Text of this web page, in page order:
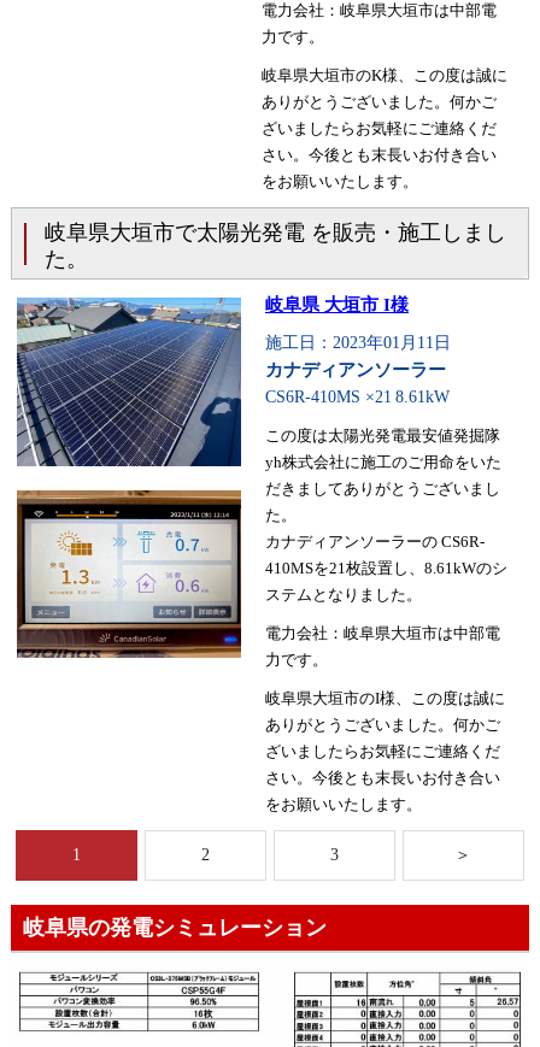
電力会社：岐阜県大垣市は中部電
力です。
岐阜県大垣市のK様、この度は誠に
ありがとうございました。何かご
ざいましたらお気軽にご連絡くだ
さい。今後とも末長いお付き合い
をお願いいたします。
岐阜県大垣市で太陽光発電 を販売・施工しまし
た。
岐阜県 大垣市 I様
施工日：2023年01月11日
カナディアンソーラー
CS6R-410MS ×21 8.61kW
この度は太陽光発電最安値発掘隊
yh株式会社に施工のご用命をいた
だきましてありがとうございまし
た。
カナディアンソーラーの CS6R-
410MSを21枚設置し、8.61kWのシ
ステムとなりました。
電力会社：岐阜県大垣市は中部電
力です。
岐阜県大垣市のI様、この度は誠に
ありがとうございました。何かご
ざいましたらお気軽にご連絡くだ
さい。今後とも末長いお付き合い
をお願いいたします。
1 2 3 ＞
岐阜県の発電シミュレーション